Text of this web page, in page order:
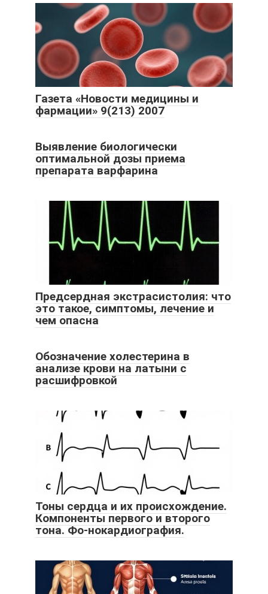
Газета «Новости медицины и
фармации» 9(213) 2007
Выявление биологически
оптимальной дозы приема
препарата варфарина
Предсердная экстрасистолия: что
это такое, симптомы, лечение и
чем опасна
Обозначение холестерина в
анализе крови на латыни с
расшифровкой
Тоны сердца и их происхождение.
Компоненты первого и второго
тона. Фо-нокардиография.